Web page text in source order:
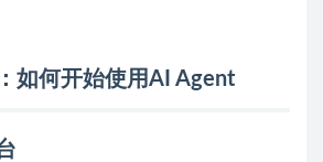
如何开始使用AI Agent